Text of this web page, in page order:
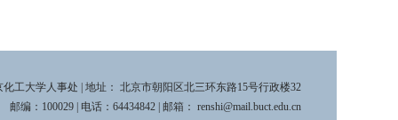
化工大学人事处 | 地址： 北京市朝阳区北三环东路15号行政楼32
邮编：100029 | 电话：64434842 | 邮箱： renshi@mail.buct.edu.cn